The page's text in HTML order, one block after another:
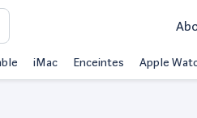
iMac Enceintes Apple